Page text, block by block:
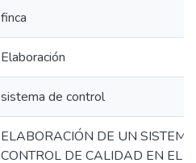
finca
Elaboración
sistema de control
ELABORACIÓN DE UN
CONTROL DE CALIDAD EN EL